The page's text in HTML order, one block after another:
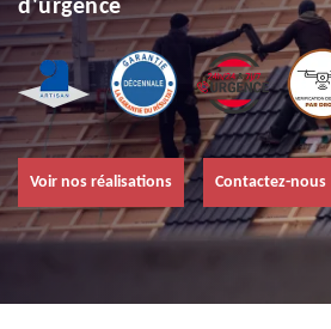
d'urgence
Voir nos réalisations Contactez-nous